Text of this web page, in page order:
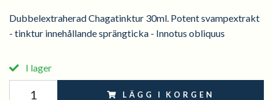
Dubbelextraherad Chagatinktur 30ml. Potent svampextrakt
- tinktur innehållande sprängticka - Innotus obliquus
I lager
LÄGG I KORGEN